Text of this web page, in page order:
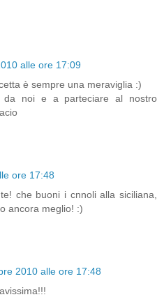
alle ore 17:09
è sempre una meraviglia :)
da noi e a parteciare al nostro
ore 17:48
che buoni i cnnoli alla siciliana,
ancora meglio! :)
2010 alle ore 17:48